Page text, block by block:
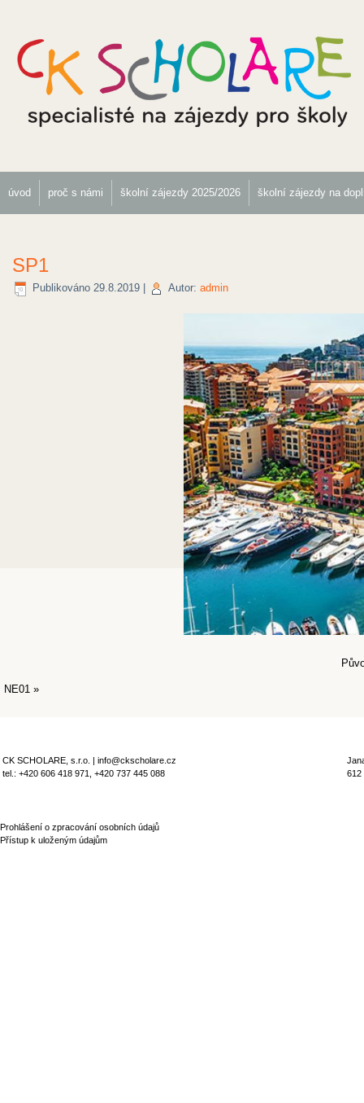
úvod proč s námi školní zájezdy 2025/2026 školní zájezdy na
SP1
Publikováno 29.8.2019 Autor: admin
NE01 »
CK SCHOLARE, s.r.o. | info@ckscholare.cz
tel.: +420 606 418 971, +420 737 445 088
612
Prohlášení o zpracování osobních údajů
Přístup k uloženým údajům